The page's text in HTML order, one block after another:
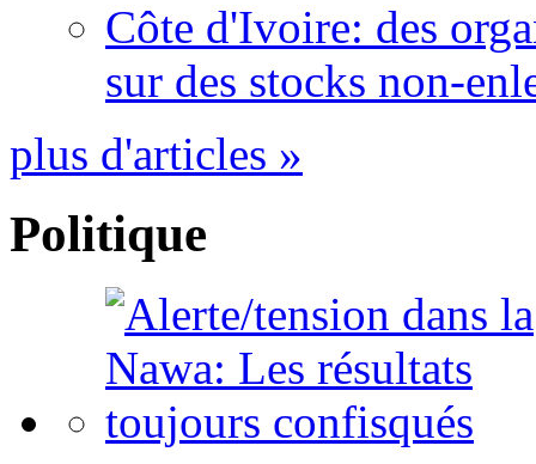
Côte d'Ivoire: des
sur des stocks non-
plus d'articles »
Politique